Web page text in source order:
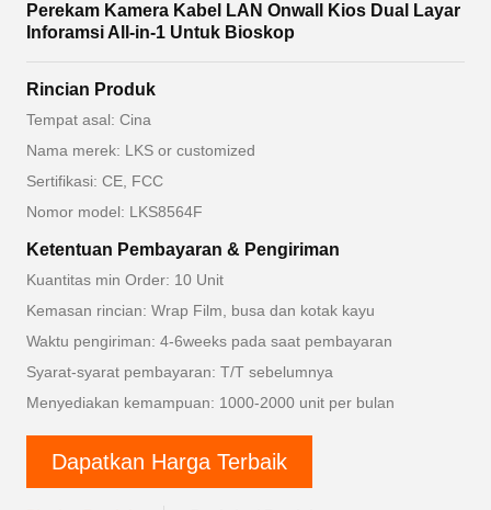
Perekam Kamera Kabel LAN Onwall Kios Dual Layar
Inforamsi All-in-1 Untuk Bioskop
Rincian Produk
Tempat asal: Cina
Nama merek: LKS or customized
Sertifikasi: CE, FCC
Nomor model: LKS8564F
Ketentuan Pembayaran & Pengiriman
Kuantitas min Order: 10 Unit
Kemasan rincian: Wrap Film, busa dan kotak kayu
Waktu pengiriman: 4-6weeks pada saat pembayaran
Syarat-syarat pembayaran: T/T sebelumnya
Menyediakan kemampuan: 1000-2000 unit per bulan
Dapatkan Harga Terbaik